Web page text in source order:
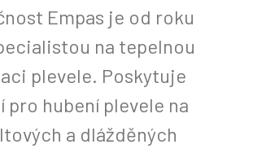
Empas je od roku
na tepelnou
plevele. Poskytuje
pro hubení plevele na
a dlážděných